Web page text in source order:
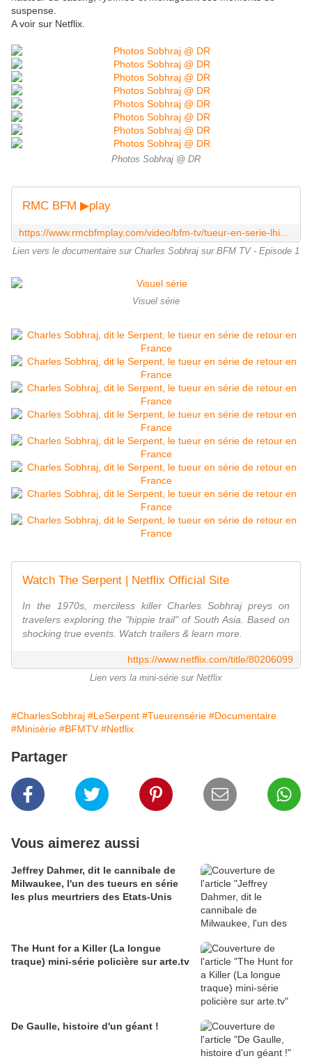
suspense.
A voir sur Netflix.
Photos Sobhraj @ DR
RMC BFM ▶play
Lien vers le documentaire sur Charles Sobhraj sur BFM TV - Episode 1
Visuel série
Watch The Serpent | Netflix Official Site
In the 1970s, merciless killer Charles Sobhraj preys on
travelers exploring the "hippie trail" of South Asia. Based on
shocking true events. Watch trailers & learn more.
https://www.netflix.com/title/80206099
Lien vers la mini-série sur Netflix
#CharlesSobhraj #LeSerpent #Tueurensérie #Documentaire
#Minisérie #BFMTV #Netflix
Partager
Vous aimerez aussi
Jeffrey Dahmer, dit le cannibale de
Milwaukee, l'un des tueurs en série
les plus meurtriers des Etats-Unis
The Hunt for a Killer (La longue
traque) mini-série policière sur arte.tv
De Gaulle, histoire d'un géant !